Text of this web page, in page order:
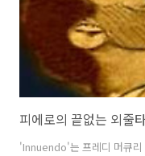
피에로의 끝없는 외
'Innuendo'는 프레디 머큐리